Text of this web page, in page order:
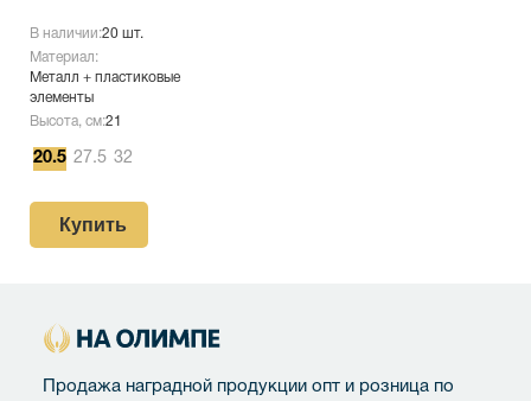
В наличии:20 шт.
Материал:
Металл + пластиковые
элементы
Высота, см:21
20.5 27.5 32
Купить
Продажа наградной продукции опт и розница по